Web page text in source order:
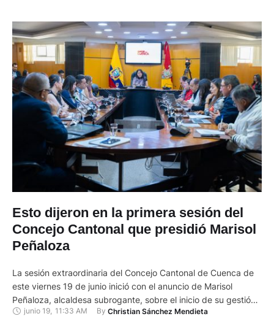
Esto dijeron en la primera sesión del
Concejo Cantonal que presidió Marisol
Peñaloza
La sesión extraordinaria del Concejo Cantonal de Cuenca de
este viernes 19 de junio inició con el anuncio de Marisol
Peñaloza, alcaldesa subrogante, sobre el inicio de su gestión
temporal al frente de la administración municipal. Esto por un
junio 19, 11:33 AM By Christian Sánchez Mendieta